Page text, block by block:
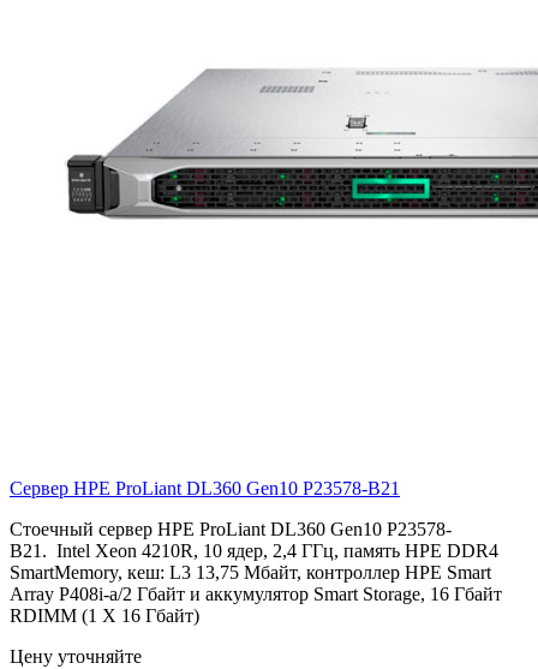
Сервер HPE ProLiant DL360 Gen10 P23578-B21
Стоечный сервер HPE ProLiant DL360 Gen10 P23578-
B21. Intel Xeon 4210R, 10 ядер, 2,4 ГГц, память HPE DDR4
SmartMemory, кеш: L3 13,75 Мбайт, контроллер HPE Smart
Array P408i-a/2 Гбайт и аккумулятор Smart Storage, 16 Гбайт
RDIMM (1 X 16 Гбайт)
Цену уточняйте